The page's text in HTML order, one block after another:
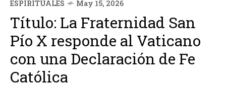
ESPIRITUALES May 15, 2026
Título: La Fraternidad San
Pío X responde al Vaticano
con una Declaración de Fe
Católica